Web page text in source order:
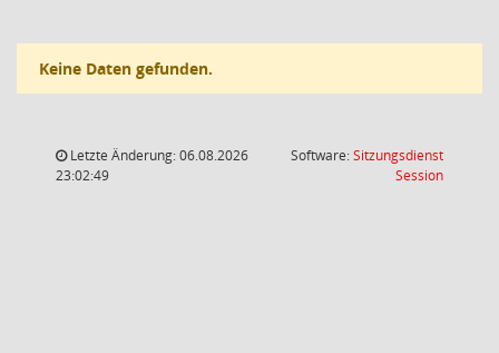
Keine Daten gefunden.
Letzte Änderung: 06.08.2026
23:02:49
Software:Sitzungsdienst
Session(Wird in